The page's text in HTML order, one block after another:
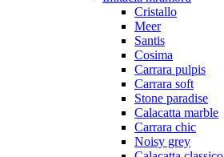
Cristallo
Meer
Santis
Cosima
Carrara pulpis
Carrara soft
Stone paradise
Calacatta marble
Carrara chic
Noisy grey